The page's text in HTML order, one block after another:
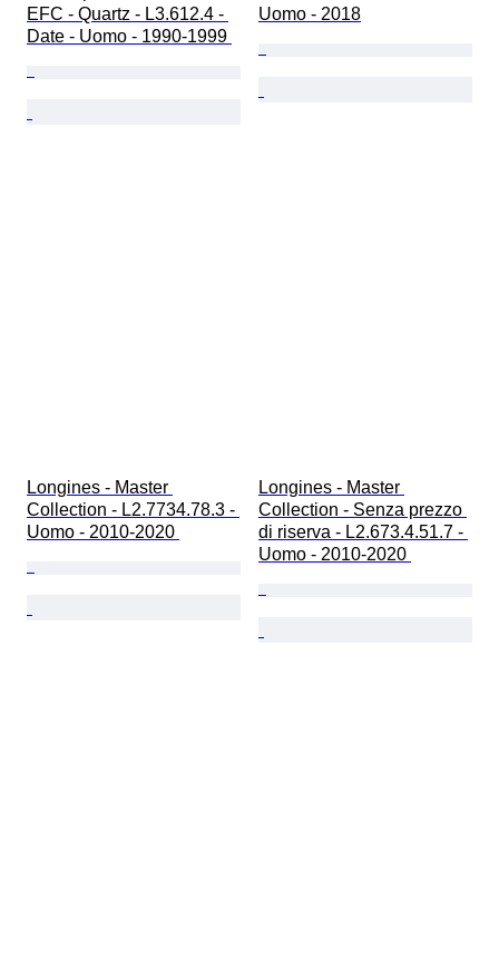
EFC - Quartz - L3.612.4 -
Date - Uomo - 1990-1999
Uomo - 2018
Longines - Master
Collection - L2.7734.78.3 -
Uomo - 2010-2020
Longines - Master
Collection - Senza prezzo
di riserva - L2.673.4.51.7 -
Uomo - 2010-2020